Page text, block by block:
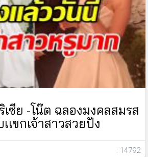
เซีย -โน๊ต ฉลองมงคลสมรส
เขกเจ้าสาวสวยปัง
: 14792